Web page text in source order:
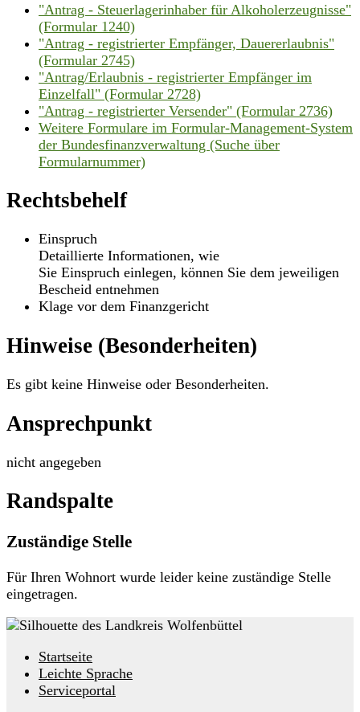
"Antrag - Steuerlagerinhaber für Alkoholerzeugnisse"
(Formular 1240)
"Antrag - registrierter Empfänger, Dauererlaubnis"
(Formular 2745)
"Antrag/Erlaubnis - registrierter Empfänger im
Einzelfall" (Formular 2728)
"Antrag - registrierter Versender" (Formular 2736)
Weitere Formulare im Formular-Management-System
der Bundesfinanzverwaltung (Suche über
Formularnummer)
Rechtsbehelf
Einspruch
Detaillierte Informationen, wie
Sie Einspruch einlegen, können Sie dem jeweiligen
Bescheid entnehmen
Klage vor dem Finanzgericht
Hinweise (Besonderheiten)
Es gibt keine Hinweise oder Besonderheiten.
Ansprechpunkt
nicht angegeben
Randspalte
Zuständige Stelle
Für Ihren Wohnort wurde leider keine zuständige Stelle
eingetragen.
Startseite
Leichte Sprache
Serviceportal